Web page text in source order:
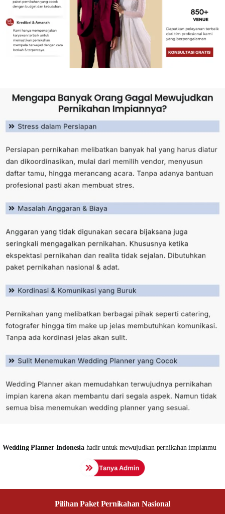
Wedding Planner Indonesiahadir untuk mewujudkan pernikahan impianmu
Pilihan Paket Pernikahan Nasional